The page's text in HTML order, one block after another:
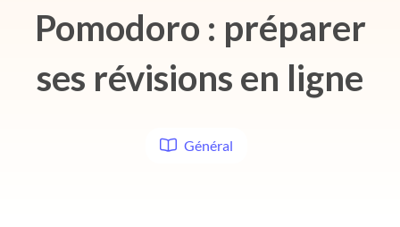
Pomodoro : préparer
ses révisions en ligne
Général